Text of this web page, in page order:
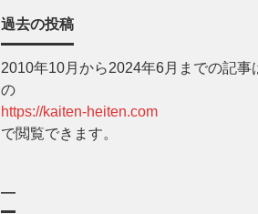
過去の投稿
2010年10月から2024年6月までの記事
の
https://kaiten-heiten.com
で閲覧できます。
—